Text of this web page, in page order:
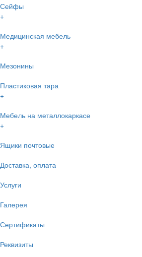
Сейфы
+
Медицинская мебель
+
Мезонины
Пластиковая тара
+
Мебель на металлокаркасе
+
Ящики почтовые
Доставка, оплата
Услуги
Галерея
Сертификаты
Реквизиты